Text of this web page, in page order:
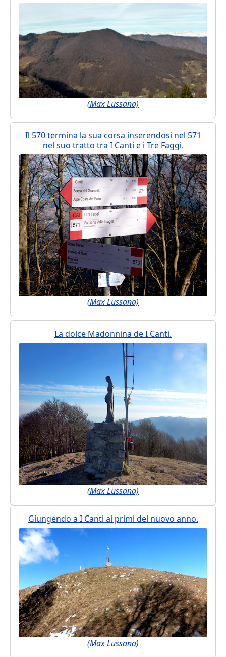
(Max Lussana)
Il 570 termina la sua corsa inserendosi nel 571
nel suo tratto tra I Canti e i Tre Faggi.
(Max Lussana)
La dolce Madonnina de I Canti.
(Max Lussana)
Giungendo a I Canti ai primi del nuovo anno.
(Max Lussana)